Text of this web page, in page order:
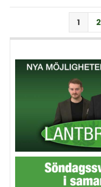
Per Larsson som idag har
rollen som senior advisor på
1 2